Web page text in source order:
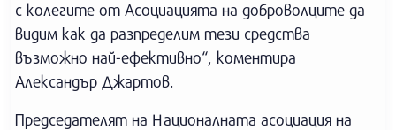
с колегите от Асоциацията на доброволците да
видим как да разпределим тези средства
възможно най-ефективно“, коментира
Александър Джартов.
Председателят на Националната асоциация на